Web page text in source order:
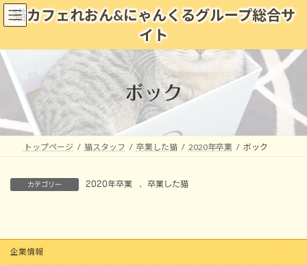
コ
ン
ン
ツ
へ
ッ
プ
ナ
ビ
ー
シ
ョ
移
動
猫カフェれおん&にゃんくるグループ総合サ
イト
ボック
トップページ 猫スタッフ 卒業した猫 2020年卒業 ボック
カテゴリー 2020年卒業 卒業した猫
企業情報